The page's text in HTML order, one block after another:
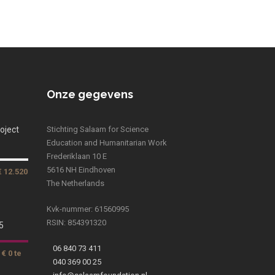
12.520
€ 0 te
Onze gegevens
Stichting Salaam for Science
Education and Humanitarian Work
Frederiklaan 10 E
5616 NH Eindhoven
The Netherlands
Kvk-nummer: 61560995
RSIN: 854391320
06 840 73 411
040 369 00 25